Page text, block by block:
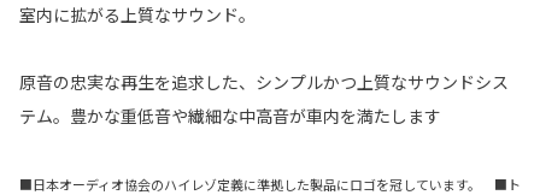
室内に拡がる上質なサウンド。
原音の忠実な再生を追求した、シンプルかつ上質なサウンドシス
テム。豊かな重低音や繊細な中高音が車内を満たします
■日本オーディオ協会のハイレゾ定義に準拠した製品にロゴを冠しています。 ■ト